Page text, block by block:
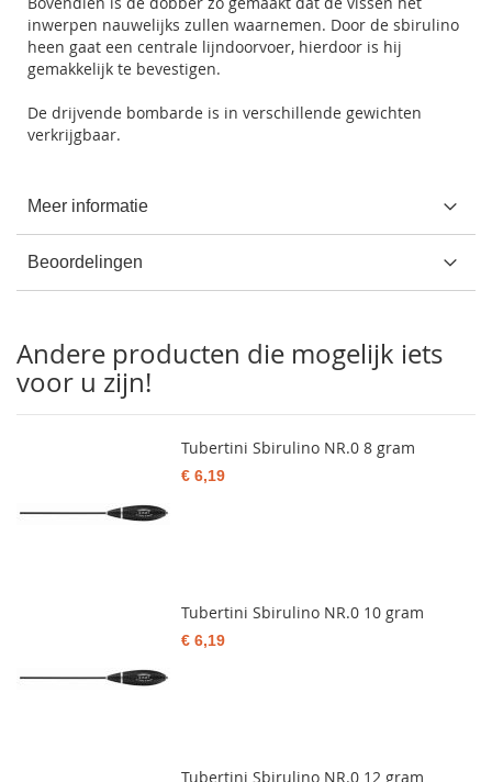
inwerpen nauwelijks zullen waarnemen. Door de sbirulino
heen gaat een centrale lijndoorvoer, hierdoor is hij
gemakkelijk te bevestigen.
De drijvende bombarde is in verschillende gewichten
verkrijgbaar.
Meer informatie
Beoordelingen
Andere producten die mogelijk iets
voor u zijn!
Tubertini Sbirulino NR.0 8 gram
€ 6,19
Tubertini Sbirulino NR.0 10 gram
€ 6,19
Tubertini Sbirulino NR.0 12 gram